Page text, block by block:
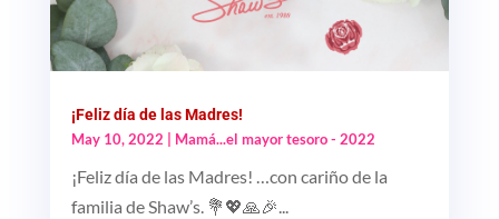
¡Feliz día de las Madres!
May 10, 2022 | Mamá...el mayor tesoro - 2022
¡Feliz día de las Madres! …con cariño de la
familia de Shaw’s. 💐💖🙏🎉...